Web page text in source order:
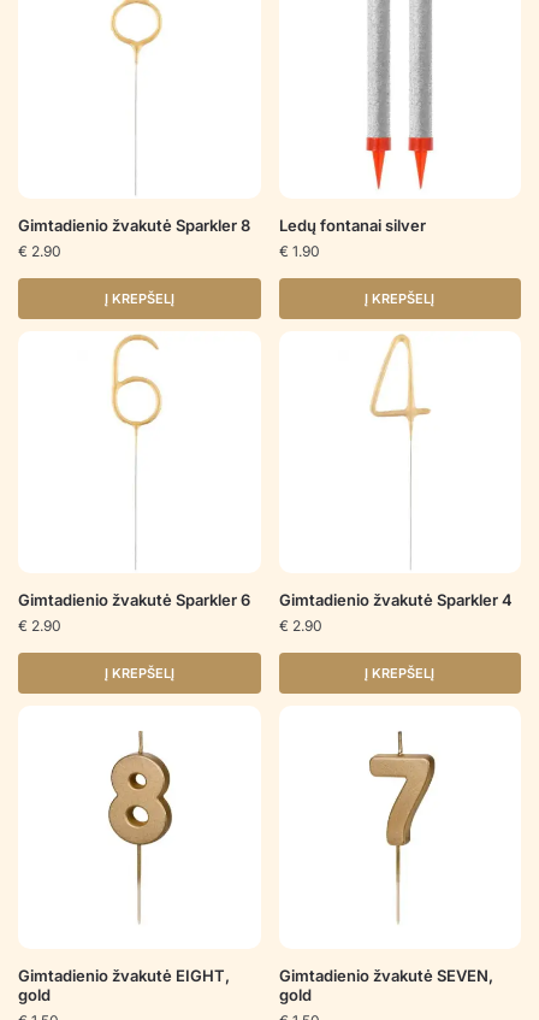
Gimtadienio žvakutė Sparkler 8
€ 2.90
Į KREPŠELĮ
Ledų fontanai silver
€ 1.90
Į KREPŠELĮ
Gimtadienio žvakutė Sparkler 6
€ 2.90
Į KREPŠELĮ
Gimtadienio žvakutė Sparkler 4
€ 2.90
Į KREPŠELĮ
Gimtadienio žvakutė EIGHT,
gold
Gimtadienio žvakutė SEVEN,
gold